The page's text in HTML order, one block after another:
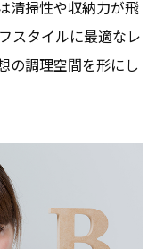
清掃性や収納力が飛
スタイルに最適なレ
の調理空間を形にし